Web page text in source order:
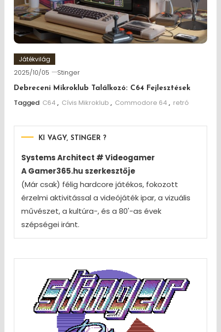
Játékvilág
2025/10/05 Stinger
Debreceni Mikroklub Találkozó: C64 Fejlesztések
Tagged C64 , Cívis Mikroklub , Commodore 64 , retró
KI VAGY, STINGER ?
Systems Architect # Videogamer
A Gamer365.hu szerkesztője
(Már csak) félig hardcore játékos, fokozott
érzelmi aktivitással a videójáték ipar, a vizuális
művészet, a kultúra-, és a 80'-as évek
szépségei iránt.